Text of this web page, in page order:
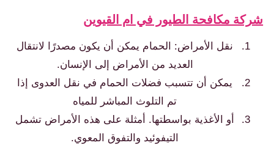
مكافحة الطيور في ام القيوين
نقل الأمراض: الحمام يمكن أن يكون مصدرًا لانتقال
العديد من الأمراض إلى الإنسان.
يمكن أن تتسبب فضلات الحمام في نقل العدوى إذا
تم التلوث المباشر للمياه
أو الأغذية بواسطتها. أمثلة على هذه الأمراض تشمل
التيفوئيد والتفوق المعوي.